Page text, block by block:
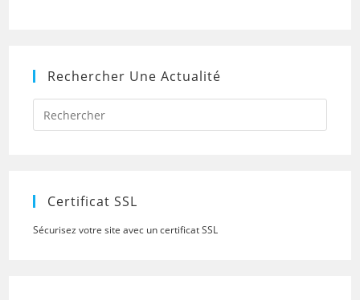
Rechercher Une Actualité
Press
to
Certificat SSL
Sécurisez votre site avec un certificat SSL